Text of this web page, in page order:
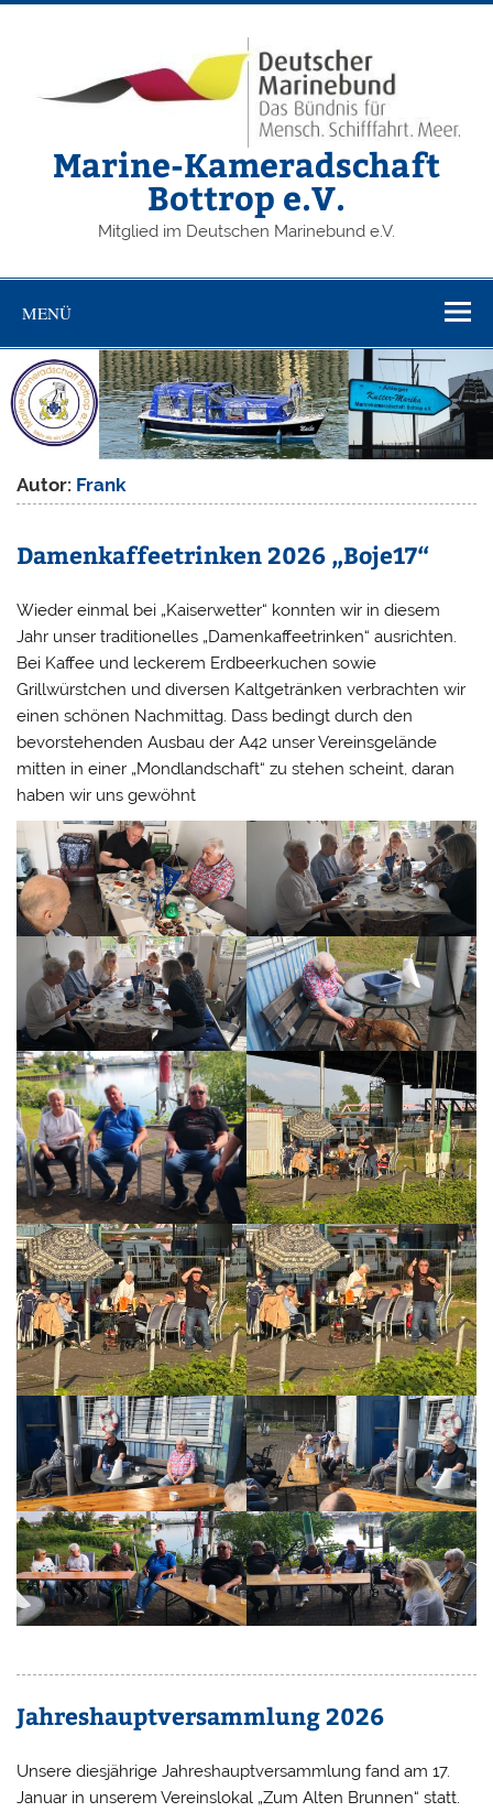
Zum
Marine-Kameradschaft
Bottrop e.V.
Mitglied im Deutschen Marinebund e.V.
MENÜ
Autor: Frank
Damenkaffeetrinken 2026 „Boje17“
Wieder einmal bei „Kaiserwetter“ konnten wir in diesem
Jahr unser traditionelles „Damenkaffeetrinken“ ausrichten.
Bei Kaffee und leckerem Erdbeerkuchen sowie
Grillwürstchen und diversen Kaltgetränken verbrachten wir
einen schönen Nachmittag. Dass bedingt durch den
bevorstehenden Ausbau der A42 unser Vereinsgelände
mitten in einer „Mondlandschaft“ zu stehen scheint, daran
haben wir uns gewöhnt
Jahreshauptversammlung 2026
Unsere diesjährige Jahreshauptversammlung fand am 17.
Januar in unserem Vereinslokal „Zum Alten Brunnen“ statt.